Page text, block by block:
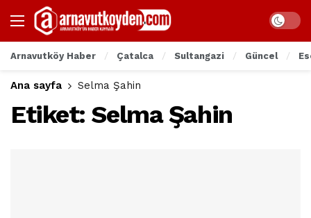
Arnavutköy Haber Çatalca Sultangazi Güncel
Ana sayfa Selma Şahin
Etiket: Selma Şahin